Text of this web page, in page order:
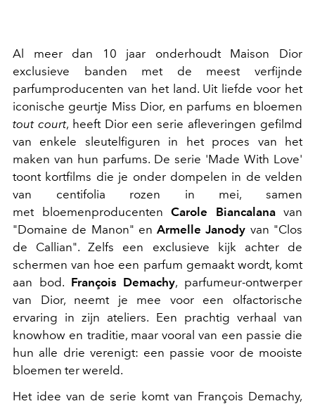
Al meer dan 10 jaar onderhoudt Maison Dior
exclusieve banden met de meest verfijnde
parfumproducenten van het land. Uit liefde voor het
iconische geurtje Miss Dior, en parfums en bloemen
tout court, heeft Dior een serie afleveringen gefilmd
van enkele sleutelfiguren in het proces van het
maken van hun parfums. De serie 'Made With Love'
toont kortfilms die je onder dompelen in de velden
van centifolia rozen in mei, samen
met bloemenproducenten Carole Biancalanavan
"Domaine de Manon" enArmelle Janody van "Clos
de Callian". Zelfs een exclusieve kijk achter de
schermen van hoe een parfum gemaakt wordt, komt
aan bod. François Demachy, parfumeur-ontwerper
van Dior, neemt je mee voor een olfactorische
ervaring in zijn ateliers. Een prachtig verhaal van
knowhow en traditie, maar vooral van een passie die
hun alle drie verenigt: een passie voor de mooiste
bloemen ter wereld.
Het idee van de serie komt van François Demachy,